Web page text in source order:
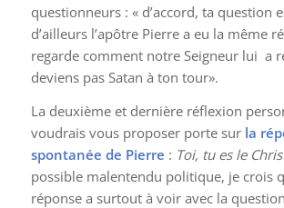
questionneurs : « d’accord, ta question
d’ailleurs l’apôtre Pierre a eu la même
regarde comment notre Seigneur lui a
deviens pas Satan à ton tour».
La deuxième et dernière réflexion
voudrais vous proposer porte sur la
spontanée de Pierre : Toi, tu es le
possible malentendu politique, je crois
réponse a surtout à voir avec la